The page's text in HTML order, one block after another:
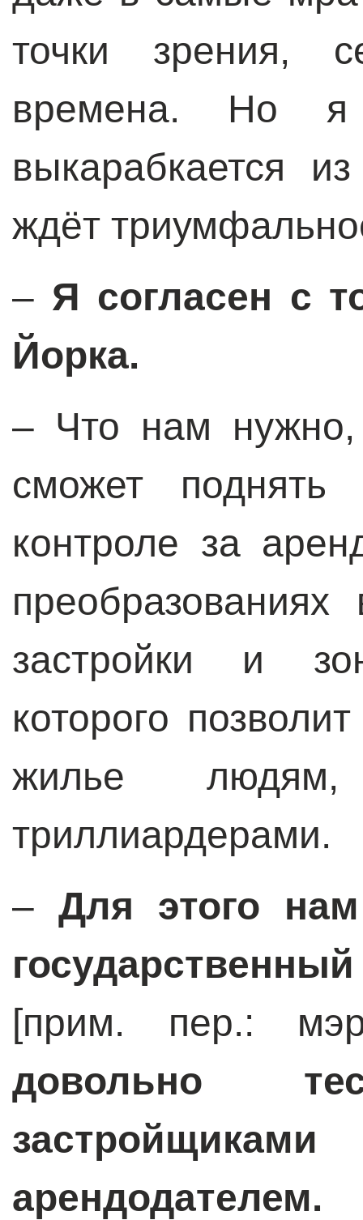
точки зрения,
времена. Но
выкарабкается
ждёт
– Я согласен с
Йорка.
– Что нам нужно,
сможет
контроле за
застройки и
которого
жилье
триллиардерами.
– Для этого
[прим. пер.:
довольно
арендодателем.